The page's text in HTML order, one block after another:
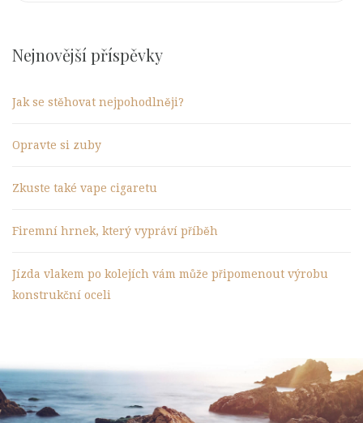
Nejnovější příspěvky
Jak se stěhovat nejpohodlněji?
Opravte si zuby
Zkuste také vape cigaretu
Firemní hrnek, který vypráví příběh
Jízda vlakem po kolejích vám může připomenout výrobu
konstrukční oceli